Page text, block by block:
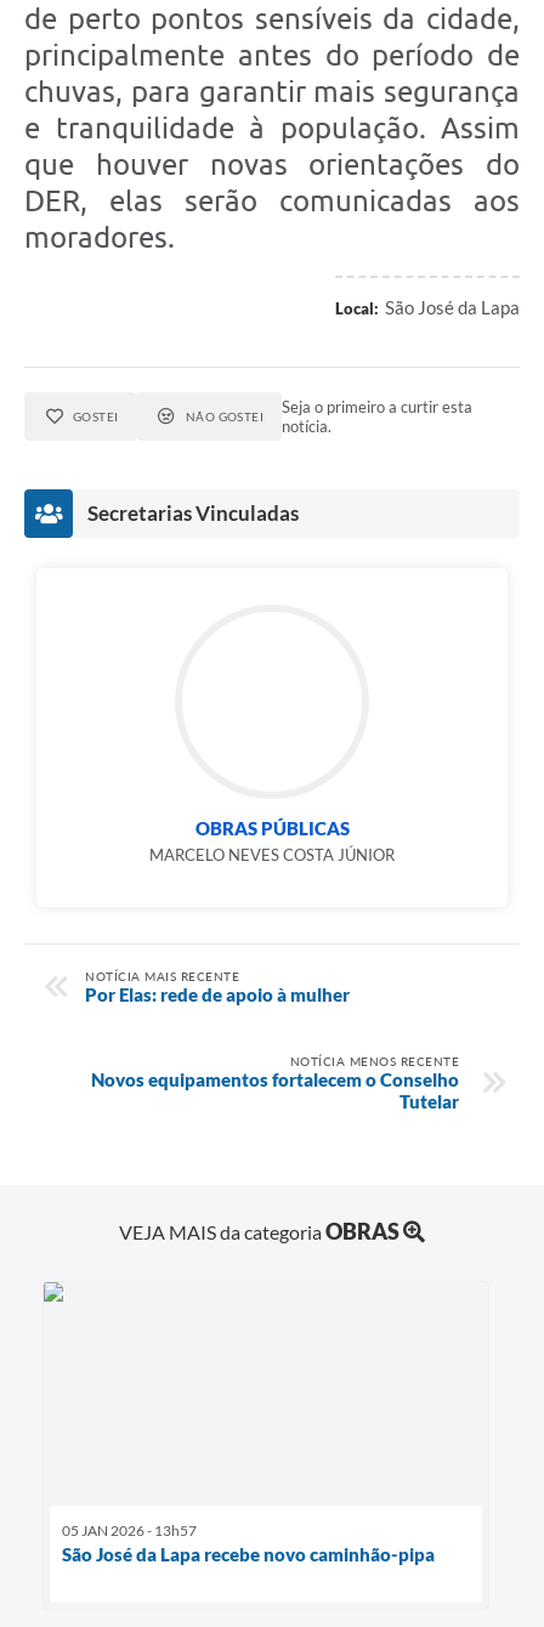
de perto pontos sensíveis da cidade,
principalmente antes do período de
chuvas, para garantir mais segurança
e tranquilidade à população. Assim
que houver novas orientações do
DER, elas serão comunicadas aos
moradores.
Local: São José da Lapa
GOSTEI NÃO GOSTEI
Seja o primeiro a curtir esta
notícia.
Secretarias Vinculadas
OBRAS PÚBLICAS
MARCELO NEVES COSTA JÚNIOR
NOTÍCIA MAIS RECENTE
Por Elas: rede de apoio à mulher
NOTÍCIA MENOS RECENTE
Novos equipamentos fortalecem o Conselho
Tutelar
VEJA MAIS da categoriaOBRAS
05 JAN 2026 - 13h57
São José da Lapa recebe novo caminhão-pipa